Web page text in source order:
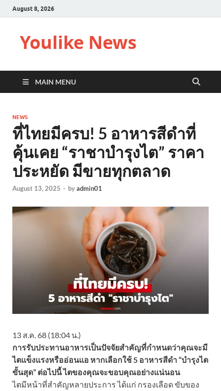
August 8, 2026
Youlike News
MAIN MENU
NEWS
ที่ไทยมีครบ! 5 อาหารสีดำที่
คุ้นเคย “ราชาบำรุงไต” ราคา
ประหยัด มีขายทุกตลาด
August 13, 2025 - byadmin01
13 ส.ค. 68 (18:04 น.)
การรับประทานอาหารเป็นปัจจัยสำคัญที่กำหนดว่าคุณจะมี
ไตแข็งแรงหรืออ่อนแอ หากเลือกใช้ 5 อาหารสีดำ “บำรุงไต
ขั้นสุด” ต่อไปนี้ ไตของคุณจะขอบคุณอย่างแน่นอน
ไตมีหน้าที่สำคัญหลายประการ ได้แก่ กรองเลือด ขับของ